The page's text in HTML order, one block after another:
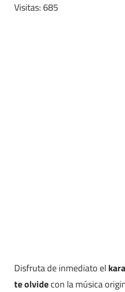
Visitas: 685
Disfruta de inmediato el
te olvidecon la música